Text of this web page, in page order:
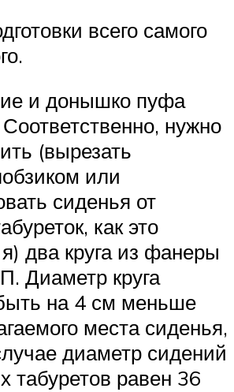
всего самого
и донышко пуфа
нужно
(вырезать
или
сиденья от
как это
два круга из фанеры
Диаметр круга
на 4 см меньше
места сиденья,
диаметр сидений
табуретов равен 36